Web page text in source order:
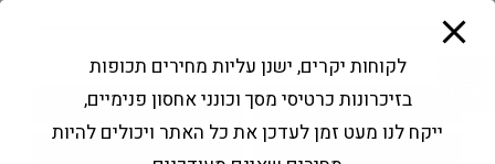
פתח סרגל נגישות
Products
search
החשבון שלי בקשה להצעה
לקוחות יקרים, ישנן עליות מחירים תכופות
בזיכרונות כרטיסי מסך וכונני אחסון פנימיים,
ייקח לנו מעט זמן לעדכן את כל האתר ויכולים להיות